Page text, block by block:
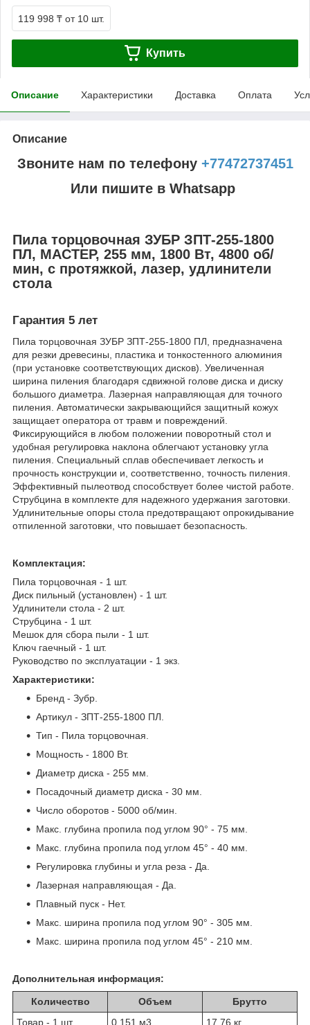
119 998 ₸ от 10 шт.
Купить
Описание Характеристики Доставка Оплата
Описание
Звоните нам по телефону +77472737451
Или пишите в Whatsapp
Пила торцовочная ЗУБР ЗПТ-255-1800
ПЛ, МАСТЕР, 255 мм, 1800 Вт, 4800 об/
мин, с протяжкой, лазер, удлинители
стола
Гарантия 5 лет
Пила торцовочная ЗУБР ЗПТ-255-1800 ПЛ, предназначена
для резки древесины, пластика и тонкостенного алюминия
(при установке соответствующих дисков). Увеличенная
ширина пиления благодаря сдвижной голове диска и диску
большого диаметра. Лазерная направляющая для точного
пиления. Автоматически закрывающийся защитный кожух
защищает оператора от травм и повреждений.
Фиксирующийся в любом положении поворотный стол и
удобная регулировка наклона облегчают установку угла
пиления. Специальный сплав обеспечивает легкость и
прочность конструкции и, соответственно, точность пиления.
Эффективный пылеотвод способствует более чистой работе.
Струбцина в комплекте для надежного удержания заготовки.
Удлинительные опоры стола предотвращают опрокидывание
отпиленной заготовки, что повышает безопасность.
Комплектация:
Пила торцовочная - 1 шт.
Диск пильный (установлен) - 1 шт.
Удлинители стола - 2 шт.
Струбцина - 1 шт.
Мешок для сбора пыли - 1 шт.
Ключ гаечный - 1 шт.
Руководство по эксплуатации - 1 экз.
Характеристики:
Бренд - Зубр.
Артикул - ЗПТ-255-1800 ПЛ.
Тип - Пила торцовочная.
Мощность - 1800 Вт.
Диаметр диска - 255 мм.
Посадочный диаметр диска - 30 мм.
Число оборотов - 5000 об/мин.
Макс. глубина пропила под углом 90° - 75 мм.
Макс. глубина пропила под углом 45° - 40 мм.
Регулировка глубины и угла реза - Да.
Лазерная направляющая - Да.
Плавный пуск - Нет.
Макс. ширина пропила под углом 90° - 305 мм.
Макс. ширина пропила под углом 45° - 210 мм.
Дополнительная информация:
Количество Объем
Брутто
Товар - 1 шт
0.151 м3 17.76 кг